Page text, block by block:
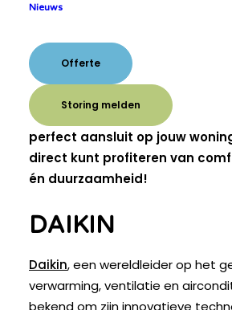
Nieuws
Offerte
Storing melden
door van een comfortabele
energiekosten. Bovendien
duurzamer
milieu door gebruik
hernieuwbare energiebronnen.
monteurs installeren een
perfect aansluit op jouw
direct kunt profiteren van
én duurzaamheid!
DAIKIN
Daikin, een wereldleider op het
verwarming, ventilatie en
bekend om zijn innovatieve